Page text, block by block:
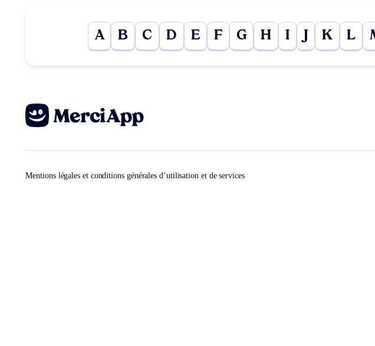
A B C D E F G H I K L
Mentions légales et conditions générales d’utilisation et de services